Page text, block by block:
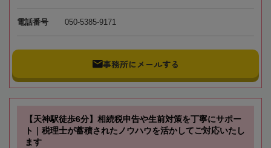
電話番号 050-5385-9171
事務所にメールする
【天神駅徒歩6分】相続税申告や生前対策を丁寧にサポー
ト｜税理士が蓄積されたノウハウを活かしてご対応いたし
ます